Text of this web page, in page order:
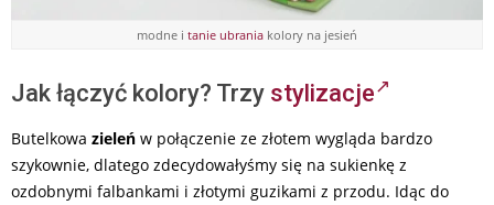
modne i tanie ubrania kolory na jesień
Jak łączyć kolory? Trzy stylizacje
Butelkowa zieleń w połączenie ze złotem wygląda bardzo
szykownie, dlatego zdecydowałyśmy się na sukienkę z
ozdobnymi falbankami i złotymi guzikami z przodu. Idąc do